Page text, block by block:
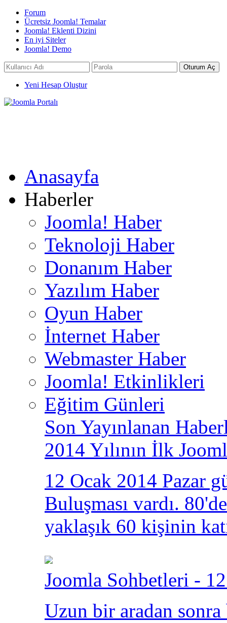
Forum
Ücretsiz Joomla! Temalar
Joomla! Eklenti Dizini
En iyi Siteler
Joomla! Demo
Yeni Hesap Oluştur
Anasayfa
Haberler
Joomla! Haber
Teknoloji Haber
Donanım Haber
Yazılım Haber
Oyun Haber
İnternet Haber
Webmaster Haber
Joomla! Etkinlikleri
Eğitim Günleri
Son Yayınlanan
2014 Yılının İlk
12 Ocak 2014 Pazar
Buluşması vardı.
yaklaşık 60 kişinin
Joomla Sohbetleri -
Uzun bir aradan